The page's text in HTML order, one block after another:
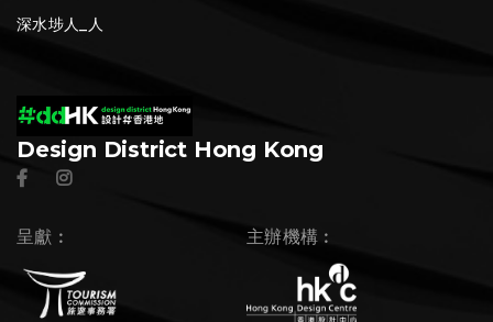
深水埗人_人
Design District Hong Kong
呈獻︰ 主辦機構︰